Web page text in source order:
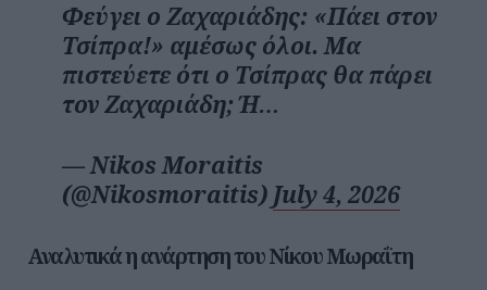
Φεύγει ο Ζαχαριάδης: «Πάει στον
Τσίπρα!» αμέσως όλοι. Μα
πιστεύετε ότι ο Τσίπρας θα πάρει
τον Ζαχαριάδη; Ή…
— Nikos Moraitis
(@Nikosmoraitis) July 4, 2026
Αναλυτικά η ανάρτηση του Νίκου Μωραΐτη